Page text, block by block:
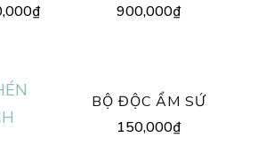
₫
900,000₫
BỘ ĐỘC ẨM SỨ
150,000₫